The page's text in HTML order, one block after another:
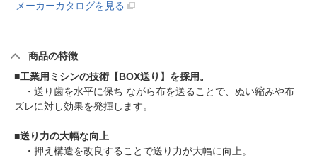
メーカーカタログを見る
商品の特徴
■工業用ミシンの技術【BOX送り】を採用。
・送り歯を水平に保ち ながら布を送ることで、ぬい縮みや布
ズレに対し効果を発揮します。
■送り力の大幅な向上
・押え構造を改良することで送り力が大幅に向上。